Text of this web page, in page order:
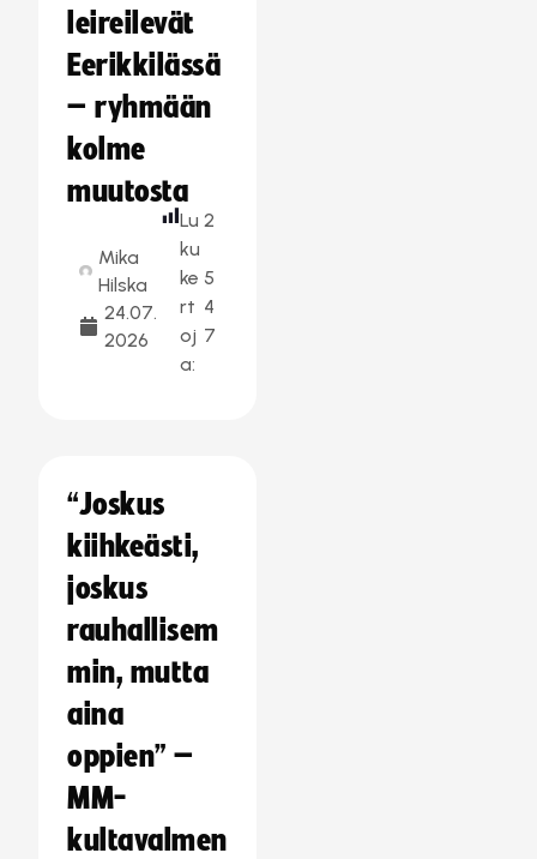
leireilevät
Eerikkilässä
– ryhmään
kolme
muutosta
Mika
Hilska
24.07.
2026
Lu
ku
ke
rt
oj
a:
2
5
4
7
“Joskus
kiihkeästi,
joskus
rauhallisem
min, mutta
aina
oppien” –
MM-
kultavalmen